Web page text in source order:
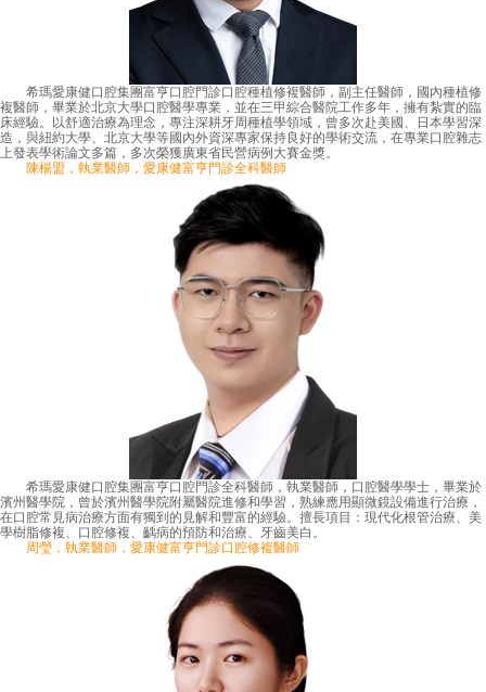
希瑪愛康健口腔集團富亨口腔門診口腔種植修複醫師，副主任醫師，國內種植修
複醫師，畢業於北京大學口腔醫學專業，並在三甲綜合醫院工作多年，擁有紮實的臨
床經驗。以舒適治療為理念，專注深耕牙周種植學領域，曾多次赴美國、日本學習深
造，與紐約大學、北京大學等國內外資深專家保持良好的學術交流，在專業口腔雜志
上發表學術論文多篇，多次榮獲廣東省民營病例大賽金獎。
陳楊盟，執業醫師，愛康健富亨門診全科醫師
希瑪愛康健口腔集團富亨口腔門診全科醫師，執業醫師，口腔醫學學士，畢業於
濱州醫學院，曾於濱州醫學院附屬醫院進修和學習，熟練應用顯微鏡設備進行治療，
在口腔常見病治療方面有獨到的見解和豐富的經驗。擅長項目：現代化根管治療、美
學樹脂修複、口腔修複、齲病的預防和治療、牙齒美白。
周瑩，執業醫師，愛康健富亨門診口腔修複醫師